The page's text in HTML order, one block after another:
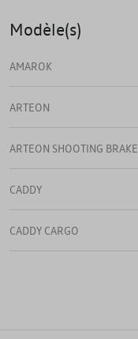
Modèle(s)
AMAROK
ARTEON
ARTEON SHOOTING BRAKE
CADDY
CADDY CARGO